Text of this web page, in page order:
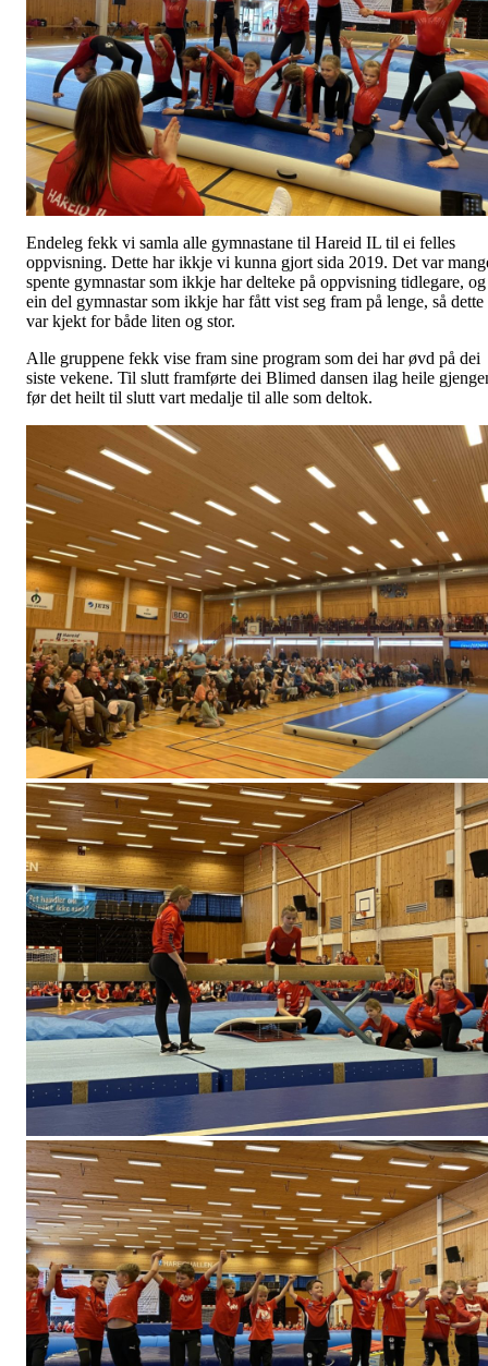
Endeleg fekk vi samla alle gymnastane til Hareid IL til ei felles
oppvisning. Dette har ikkje vi kunna gjort sida 2019. Det var
spente gymnastar som ikkje har delteke på oppvisning tidlegare, og
ein del gymnastar som ikkje har fått vist seg fram på lenge, så dette
var kjekt for både liten og stor.
Alle gruppene fekk vise fram sine program som dei har øvd på dei
siste vekene. Til slutt framførte dei Blimed dansen ilag heile
før det heilt til slutt vart medalje til alle som deltok.